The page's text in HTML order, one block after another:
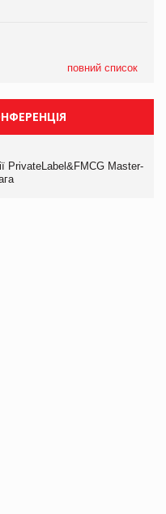
повний список
PrivateLabel&FMCG Master-